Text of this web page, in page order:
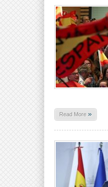
Read More »